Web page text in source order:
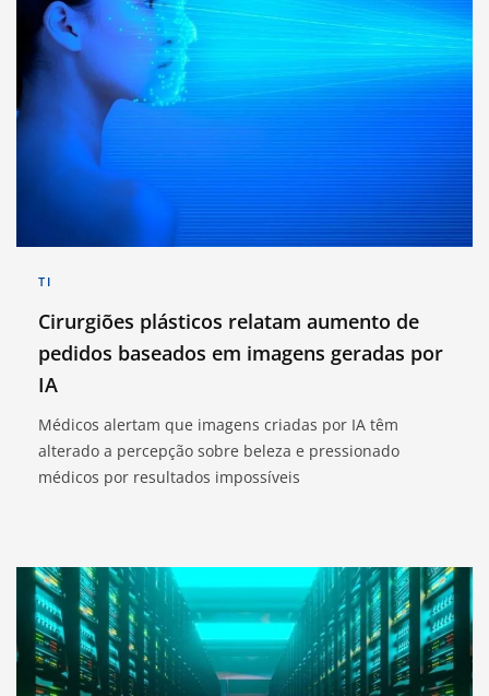
TI
Cirurgiões plásticos relatam aumento de
pedidos baseados em imagens geradas por
IA
Médicos alertam que imagens criadas por IA têm
alterado a percepção sobre beleza e pressionado
médicos por resultados impossíveis